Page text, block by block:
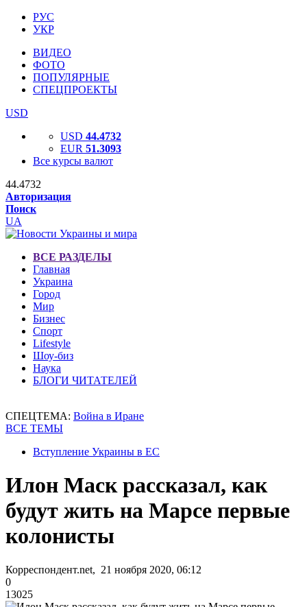
РУС
УКР
ВИДЕО
ФОТО
ПОПУЛЯРНЫЕ
СПЕЦПРОЕКТЫ
USD
USD 44.4732
EUR 51.3093
Все курсы валют
44.4732
Авторизация
Поиск
UA
ВСЕ РАЗДЕЛЫ
Главная
Украина
Город
Мир
Бизнес
Спорт
Lifestyle
Шоу-биз
Наука
БЛОГИ ЧИТАТЕЛЕЙ
СПЕЦТЕМА: Война в Иране
ВСЕ ТЕМЫ
Вступление Украины в ЕС
Илон Маск рассказал, как
будут жить на Марсе первые
колонисты
Корреспондент.net, 21 ноября 2020, 06:12
0
13025